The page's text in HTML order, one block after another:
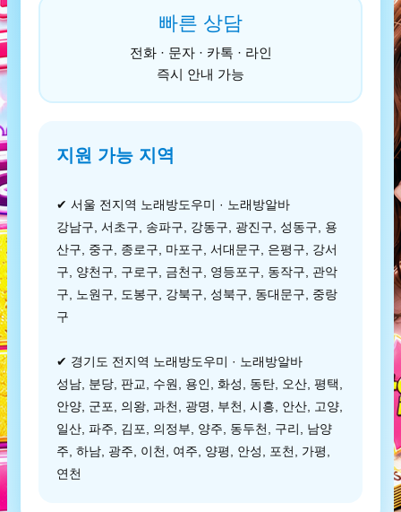
빠른 상담
전화 · 문자 · 카톡 · 라인
즉시 안내 가능
지원 가능 지역
✔ 서울 전지역 노래방도우미 · 노래방알바
강남구, 서초구, 송파구, 강동구, 광진구, 성동구, 용
산구, 중구, 종로구, 마포구, 서대문구, 은평구, 강서
구, 양천구, 구로구, 금천구, 영등포구, 동작구, 관악
구, 노원구, 도봉구, 강북구, 성북구, 동대문구, 중랑
구
✔ 경기도 전지역 노래방도우미 · 노래방알바
성남, 분당, 판교, 수원, 용인, 화성, 동탄, 오산, 평택,
안양, 군포, 의왕, 과천, 광명, 부천, 시흥, 안산, 고양,
일산, 파주, 김포, 의정부, 양주, 동두천, 구리, 남양
주, 하남, 광주, 이천, 여주, 양평, 안성, 포천, 가평,
연천